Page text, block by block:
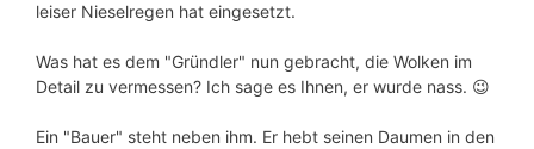
leiser Nieselregen hat eingesetzt.
Was hat es dem "Gründler" nun gebracht, die Wolken im
Detail zu vermessen? Ich sage es Ihnen, er wurde nass. 😉
Ein "Bauer" steht neben ihm. Er hebt seinen Daumen in den